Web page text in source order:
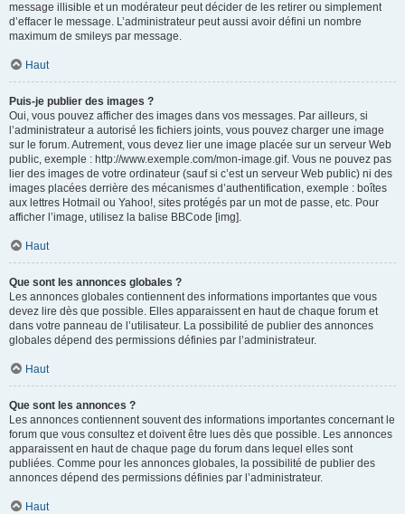
message illisible et un modérateur peut décider de les retirer ou simplement
d’effacer le message. L’administrateur peut aussi avoir défini un nombre
maximum de smileys par message.
Haut
Puis-je publier des images ?
Oui, vous pouvez afficher des images dans vos messages. Par ailleurs, si
l’administrateur a autorisé les fichiers joints, vous pouvez charger une image
sur le forum. Autrement, vous devez lier une image placée sur un serveur Web
public, exemple : http://www.exemple.com/mon-image.gif. Vous ne pouvez pas
lier des images de votre ordinateur (sauf si c’est un serveur Web public) ni des
images placées derrière des mécanismes d’authentification, exemple : boîtes
aux lettres Hotmail ou Yahoo!, sites protégés par un mot de passe, etc. Pour
afficher l’image, utilisez la balise BBCode [img].
Haut
Que sont les annonces globales ?
Les annonces globales contiennent des informations importantes que vous
devez lire dès que possible. Elles apparaissent en haut de chaque forum et
dans votre panneau de l’utilisateur. La possibilité de publier des annonces
globales dépend des permissions définies par l’administrateur.
Haut
Que sont les annonces ?
Les annonces contiennent souvent des informations importantes concernant le
forum que vous consultez et doivent être lues dès que possible. Les annonces
apparaissent en haut de chaque page du forum dans lequel elles sont
publiées. Comme pour les annonces globales, la possibilité de publier des
annonces dépend des permissions définies par l’administrateur.
Haut